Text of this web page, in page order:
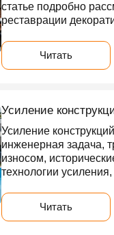
статье подробно
реставрации
Читать
Усиление
Усиление
инженерная задача,
износом,
технологии
Читать